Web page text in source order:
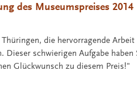
des Museumspreises 2014
die hervorragende Arbeit
schwierigen Aufgabe haben
Glückwunsch zu diesem Preis!"